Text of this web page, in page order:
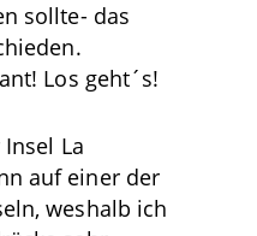
sollte- das
Los geht´s!
La
auf einer der
weshalb ich